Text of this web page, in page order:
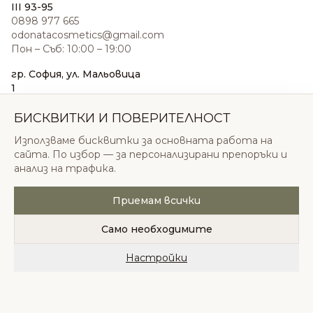
III 93-95
0898 977 665
odonatacosmetics@gmail.com
Пон – Съб: 10:00 – 19:00
гр. София, ул. Мальовица
1
sales@odonatacosmetics.com
Нед: 11:00 – 18:00
© 2026 Одоната Козметикс ООД. Всички права
запазени.
Политика за поверителностОбщи условия
БИСКВИТКИ И ПОВЕРИТЕЛНОСТ
Използваме бисквитки за основната работа на
сайта. По избор — за персонализирани препоръки и
анализ на трафика.
Приемам всички
Само необходимите
Настройки